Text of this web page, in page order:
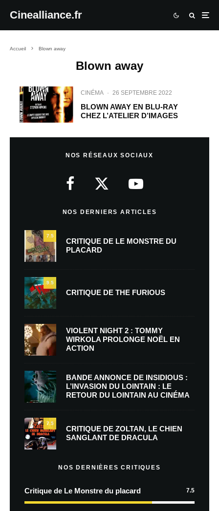
Cinealliance.fr
Accueil Blown away
Blown away
CINÉMA · 26 SEPTEMBRE 2022
BLOWN AWAY EN BLU-RAY
CHEZ L’ATELIER D’IMAGES
NOS RÉSEAUX SOCIAUX
NOS DERNIERS ARTICLES
7.5
CRITIQUE DE LE MONSTRE DU
PLACARD
9.5
CRITIQUE DE THE FURIOUS
VIOLENT NIGHT 2 : TOMMY
WIRKOLA PROLONGE NOËL EN
ACTION
BANDE ANNONCE DE INSIDIOUS :
L’INVASION DU LOINTAIN : LE
RETOUR DU LOINTAIN AU CINÉMA
7.5
CRITIQUE DE ZOLTAN, LE CHIEN
SANGLANT DE DRACULA
NOS DERNIÈRES CRITIQUES
Critique de Le Monstre du placard 7.5